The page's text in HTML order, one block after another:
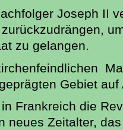
Joseph II
zu gelangen.
Gebiet auf
Frankreich die
neues Zeitalter,